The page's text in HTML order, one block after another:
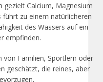
gezielt Calcium, Magnesium
zu einem natürlicheren
des Wassers auf ein
empfinden.
von Familien, Sportlern oder
geschätzt, die reines, aber